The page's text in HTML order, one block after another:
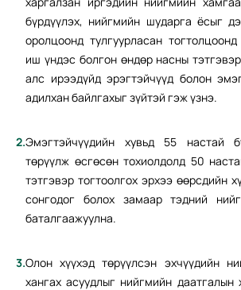
бүрдүүлэх, нийгмийн шударга ёсыг
оролцоонд тулгуурласан
иш үндэс болгон өндөр насны
алс ирээдүйд эрэгтэйчүүд болон
адилхан байлгахыг зүйтэй гэж үзнэ.
Эмэгтэйчүүдийн хувьд 55 настай
төрүүлж өсгөсөн тохиолдолд 50
тэтгэвэр тогтоолгох эрхээ өөрсдийн
сонгодог болох замаар тэдний
баталгаажуулна.
Олон хүүхэд төрүүлсэн эхчүүдийн
хангах асуудлыг нийгмийн даатгалын